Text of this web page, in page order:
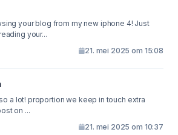
your blog from my new iphone 4! Just
your...
21. mei 2025 om 15:08
a lot! proportion we keep in touch extra
your post on ...
21. mei 2025 om 10:37